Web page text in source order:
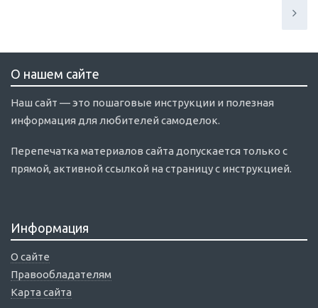
О нашем сайте
Наш сайт — это пошаговые инструкции и полезная
информация для любителей самоделок.
Перепечатка материалов сайта допускается только с
прямой, активной ссылкой на страницу с инструкцией.
Информация
О сайте
Правообладателям
Карта сайта